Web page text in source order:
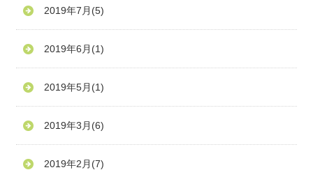
2019年7月 (5)
2019年6月 (1)
2019年5月 (1)
2019年3月 (6)
2019年2月 (7)